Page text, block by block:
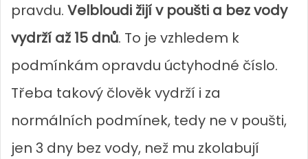
pravdu. Velbloudi žijí v poušti a bez vody
vydrží až 15 dnů. To je vzhledem k
podmínkám opravdu úctyhodné číslo.
Třeba takový člověk vydrží i za
normálních podmínek, tedy ne v poušti,
jen 3 dny bez vody, než mu zkolabují